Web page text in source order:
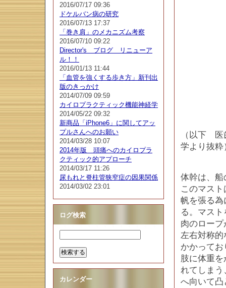
（以下
学より抜粋
体幹は、船
このマス
帆を張る為
る。マス
肉のロー
左右対称的
かかって
肢に体重
れてしまう
へ向いて凸
2016/07/17 09:36
ドケルバン病の研究
2016/07/13 17:37
「巻き肩」のメカニズム考察
2016/07/10 09:22
Director's ブログ リニューア
ル！！
2016/01/13 11:44
「血管を強くする歩き方」新刊出
版のきっかけ
2014/07/09 09:59
カイロプラクティック機能神経学
2014/05/22 09:32
新商品「iPhone6」に関してアッ
プルさんへのお願い
2014/03/28 10:07
2014年版 頭痛へのカイロプラ
クティック的アプローチ
2014/03/17 11:26
尿もれと脊柱管狭窄症の因果関係
2014/03/02 23:01
ログ検索
カレンダー